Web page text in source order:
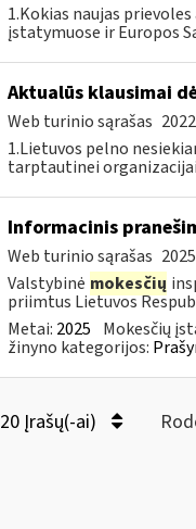
1.Kokias naujas
įstatymuose ir Europos
Aktualūs klausimai
Web turinio sąrašas
1.Lietuvos pelno
tarptautinei
Informacinis
Web turinio sąrašas
Valstybinė mokesčių
priimtus Lietuvos
Metai: 2025 Mokesčių
žinyno kategorijos:
20 Įrašų(-ai)